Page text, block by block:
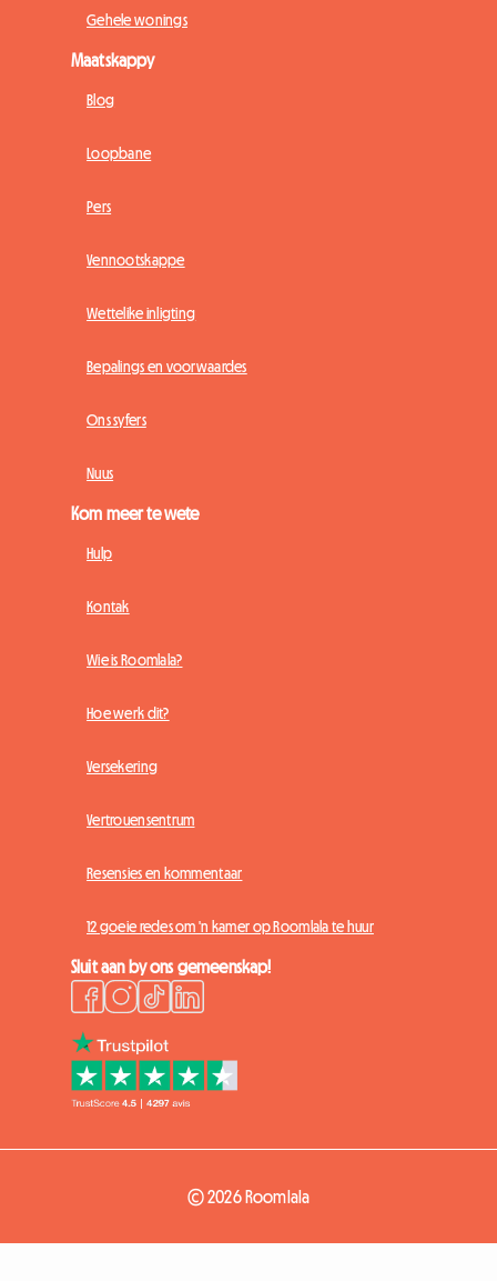
Gehele wonings
Maatskappy
Blog
Loopbane
Pers
Vennootskappe
Wettelike inligting
Bepalings en voorwaardes
Ons syfers
Nuus
Kom meer te wete
Hulp
Kontak
Wie is Roomlala?
Hoe werk dit?
Versekering
Vertrouensentrum
Resensies en kommentaar
12 goeie redes om 'n kamer op Roomlala te huur
Sluit aan by ons gemeenskap!
© 2026 Roomlala